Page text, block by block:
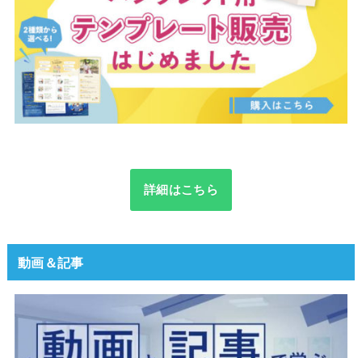
詳細はこちら
動画＆記事